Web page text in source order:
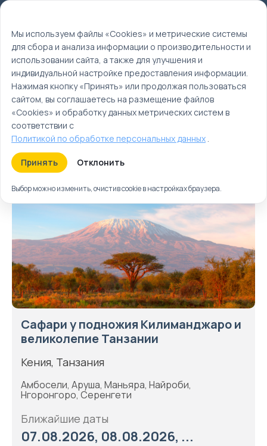
Главная
Туры
Туры с посещением
нескольких стран
Туры Круизы Ближайшие
Сафари у подножия Килиманджаро и
великолепие Танзании
Кения, Танзания
Амбосели, Аруша, Маньяра, Найроби,
Нгоронгоро, Серенгети
Ближайшие даты
07.08.2026, 08.08.2026, ...
Мы используем файлы «Cookies» и метрические системы
для сбора и анализа информации о производительности и
использовании сайта, а также для улучшения и
индивидуальной настройке предоставления информации.
Нажимая кнопку «Принять» или продолжая пользоваться
сайтом, вы соглашаетесь на размещение файлов
«Cookies» и обработку данных метрических систем в
соответствии с
Политикой по обработке персональных данных.
Принять Отклонить
Выбор можно изменить, очистив cookie в настройках браузера.